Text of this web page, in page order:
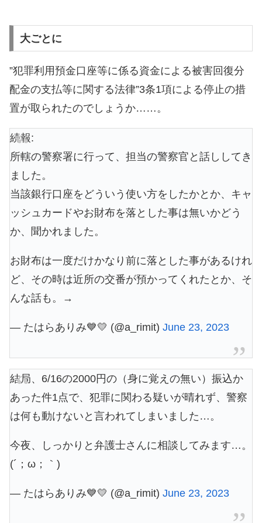
大ごとに
”犯罪利用預金口座等に係る資金による被害回復分
配金の支払等に関する法律”3条1項による停止の措
置が取られたのでしょうか……。
続報:
所轄の警察署に行って、担当の警察官と話ししてき
ました。
当該銀行口座をどういう使い方をしたかとか、キャ
ッシュカードやお財布を落とした事は無いかどう
か、聞かれました。
お財布は一度だけかなり前に落とした事があるけれ
ど、その時は近所の交番が預かってくれたとか、そ
んな話も。→
— たはらありみ💙💛 (@a_rimit) June 23, 2023
結局、6/16の2000円の（身に覚えの無い）振込か
あった件1点で、犯罪に関わる疑いが晴れず、警察
は何も動けないと言われてしまいました…。
今夜、しっかりと弁護士さんに相談してみます…。
(´；ω；｀)
— たはらありみ💙💛 (@a_rimit) June 23, 2023